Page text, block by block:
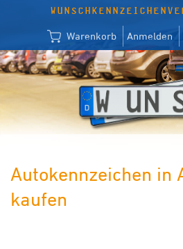
Warenkorb Anmelden
Autokennzeichen in
kaufen